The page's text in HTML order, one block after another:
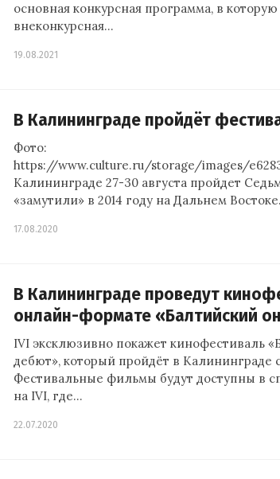
основная конкурсная программа, в
внеконкурсная…
19.08.2021
В Калининграде пройдёт
Фото:
https://www.culture.ru/storage/images/
Калининграде 27-30 августа пройдет
«замутили» в 2014 году на Дальнем
17.08.2020
В Калининграде проведут
онлайн-формате «Балтийский
IVI эксклюзивно покажет кинофестиваль
дебют», который пройдёт в Калининграде
Фестивальные фильмы будут доступны в
на IVI, где…
22.07.2020